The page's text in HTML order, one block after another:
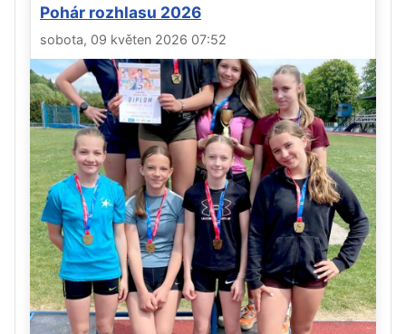
Pohár rozhlasu 2026
sobota, 09 květen 2026 07:52